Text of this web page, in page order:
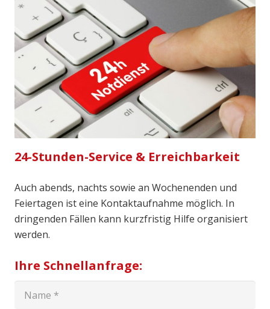
24-Stunden-Service & Erreichbarkeit
Auch abends, nachts sowie an Wochenenden und
Feiertagen ist eine Kontaktaufnahme möglich. In
dringenden Fällen kann kurzfristig Hilfe organisiert
werden.
Ihre Schnellanfrage: